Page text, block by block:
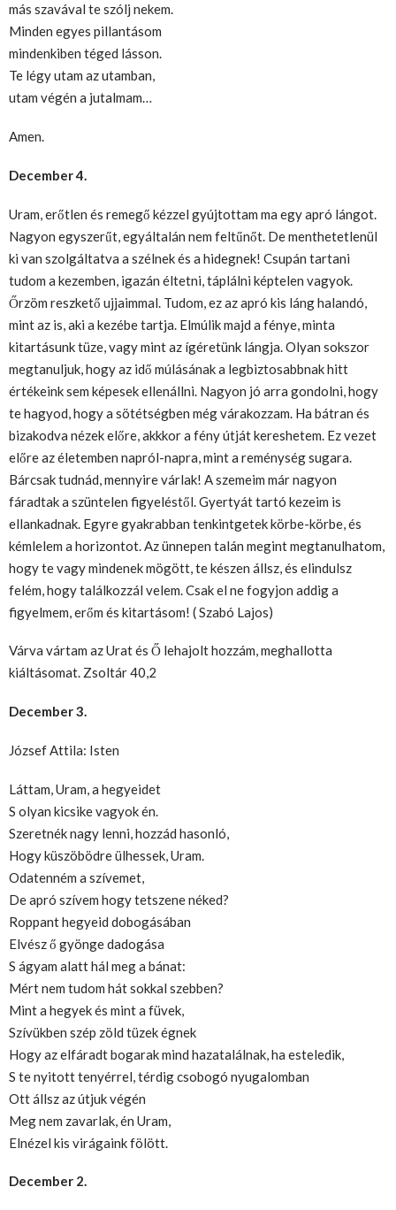
más szavával te szólj nekem.
Minden egyes pillantásom
mindenkiben téged lásson.
Te légy utam az utamban,
utam végén a jutalmam…
Amen.
December 4.
Uram, erőtlen és remegő kézzel gyújtottam ma egy apró lángot.
Nagyon egyszerűt, egyáltalán nem feltűnőt. De menthetetlenül
ki van szolgáltatva a szélnek és a hidegnek! Csupán tartani
tudom a kezemben, igazán éltetni, táplálni képtelen vagyok.
Őrzöm reszkető ujjaimmal. Tudom, ez az apró kis láng halandó,
mint az is, aki a kezébe tartja. Elmúlik majd a fénye, minta
kitartásunk tüze, vagy mint az ígéretünk lángja. Olyan sokszor
megtanuljuk, hogy az idő múlásának a legbiztosabbnak hitt
értékeink sem képesek ellenállni. Nagyon jó arra gondolni, hogy
te hagyod, hogy a sötétségben még várakozzam. Ha bátran és
bizakodva nézek előre, akkkor a fény útját kereshetem. Ez vezet
előre az életemben napról-napra, mint a reménység sugara.
Bárcsak tudnád, mennyire várlak! A szemeim már nagyon
fáradtak a szüntelen figyeléstől. Gyertyát tartó kezeim is
ellankadnak. Egyre gyakrabban tenkintgetek körbe-körbe, és
kémlelem a horizontot. Az ünnepen talán megint megtanulhatom,
hogy te vagy mindenek mögött, te készen állsz, és elindulsz
felém, hogy találkozzál velem. Csak el ne fogyjon addig a
figyelmem, erőm és kitartásom! ( Szabó Lajos)
Várva vártam az Urat és Ő lehajolt hozzám, meghallotta
kiáltásomat. Zsoltár 40,2
December 3.
József Attila: Isten
Láttam, Uram, a hegyeidet
S olyan kicsike vagyok én.
Szeretnék nagy lenni, hozzád hasonló,
Hogy küszöbödre ülhessek, Uram.
Odatenném a szívemet,
De apró szívem hogy tetszene néked?
Roppant hegyeid dobogásában
Elvész ő gyönge dadogása
S ágyam alatt hál meg a bánat:
Mért nem tudom hát sokkal szebben?
Mint a hegyek és mint a füvek,
Szívükben szép zöld tüzek égnek
Hogy az elfáradt bogarak mind hazatalálnak, ha esteledik,
S te nyitott tenyérrel, térdig csobogó nyugalomban
Ott állsz az útjuk végén
Meg nem zavarlak, én Uram,
Elnézel kis virágaink fölött.
December 2.